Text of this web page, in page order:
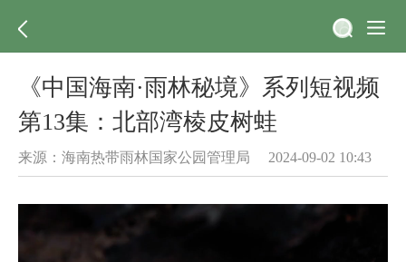
《中国海南·雨林秘境》系列短视频
第13集：北部湾棱皮树蛙
来源：海南热带雨林国家公园管理局 2024-09-02 10:43